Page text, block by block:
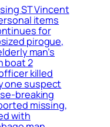
ST Vincent
items
for
pirogue,
man’s
boat 2
killed
one suspect
breaking
missing,
with